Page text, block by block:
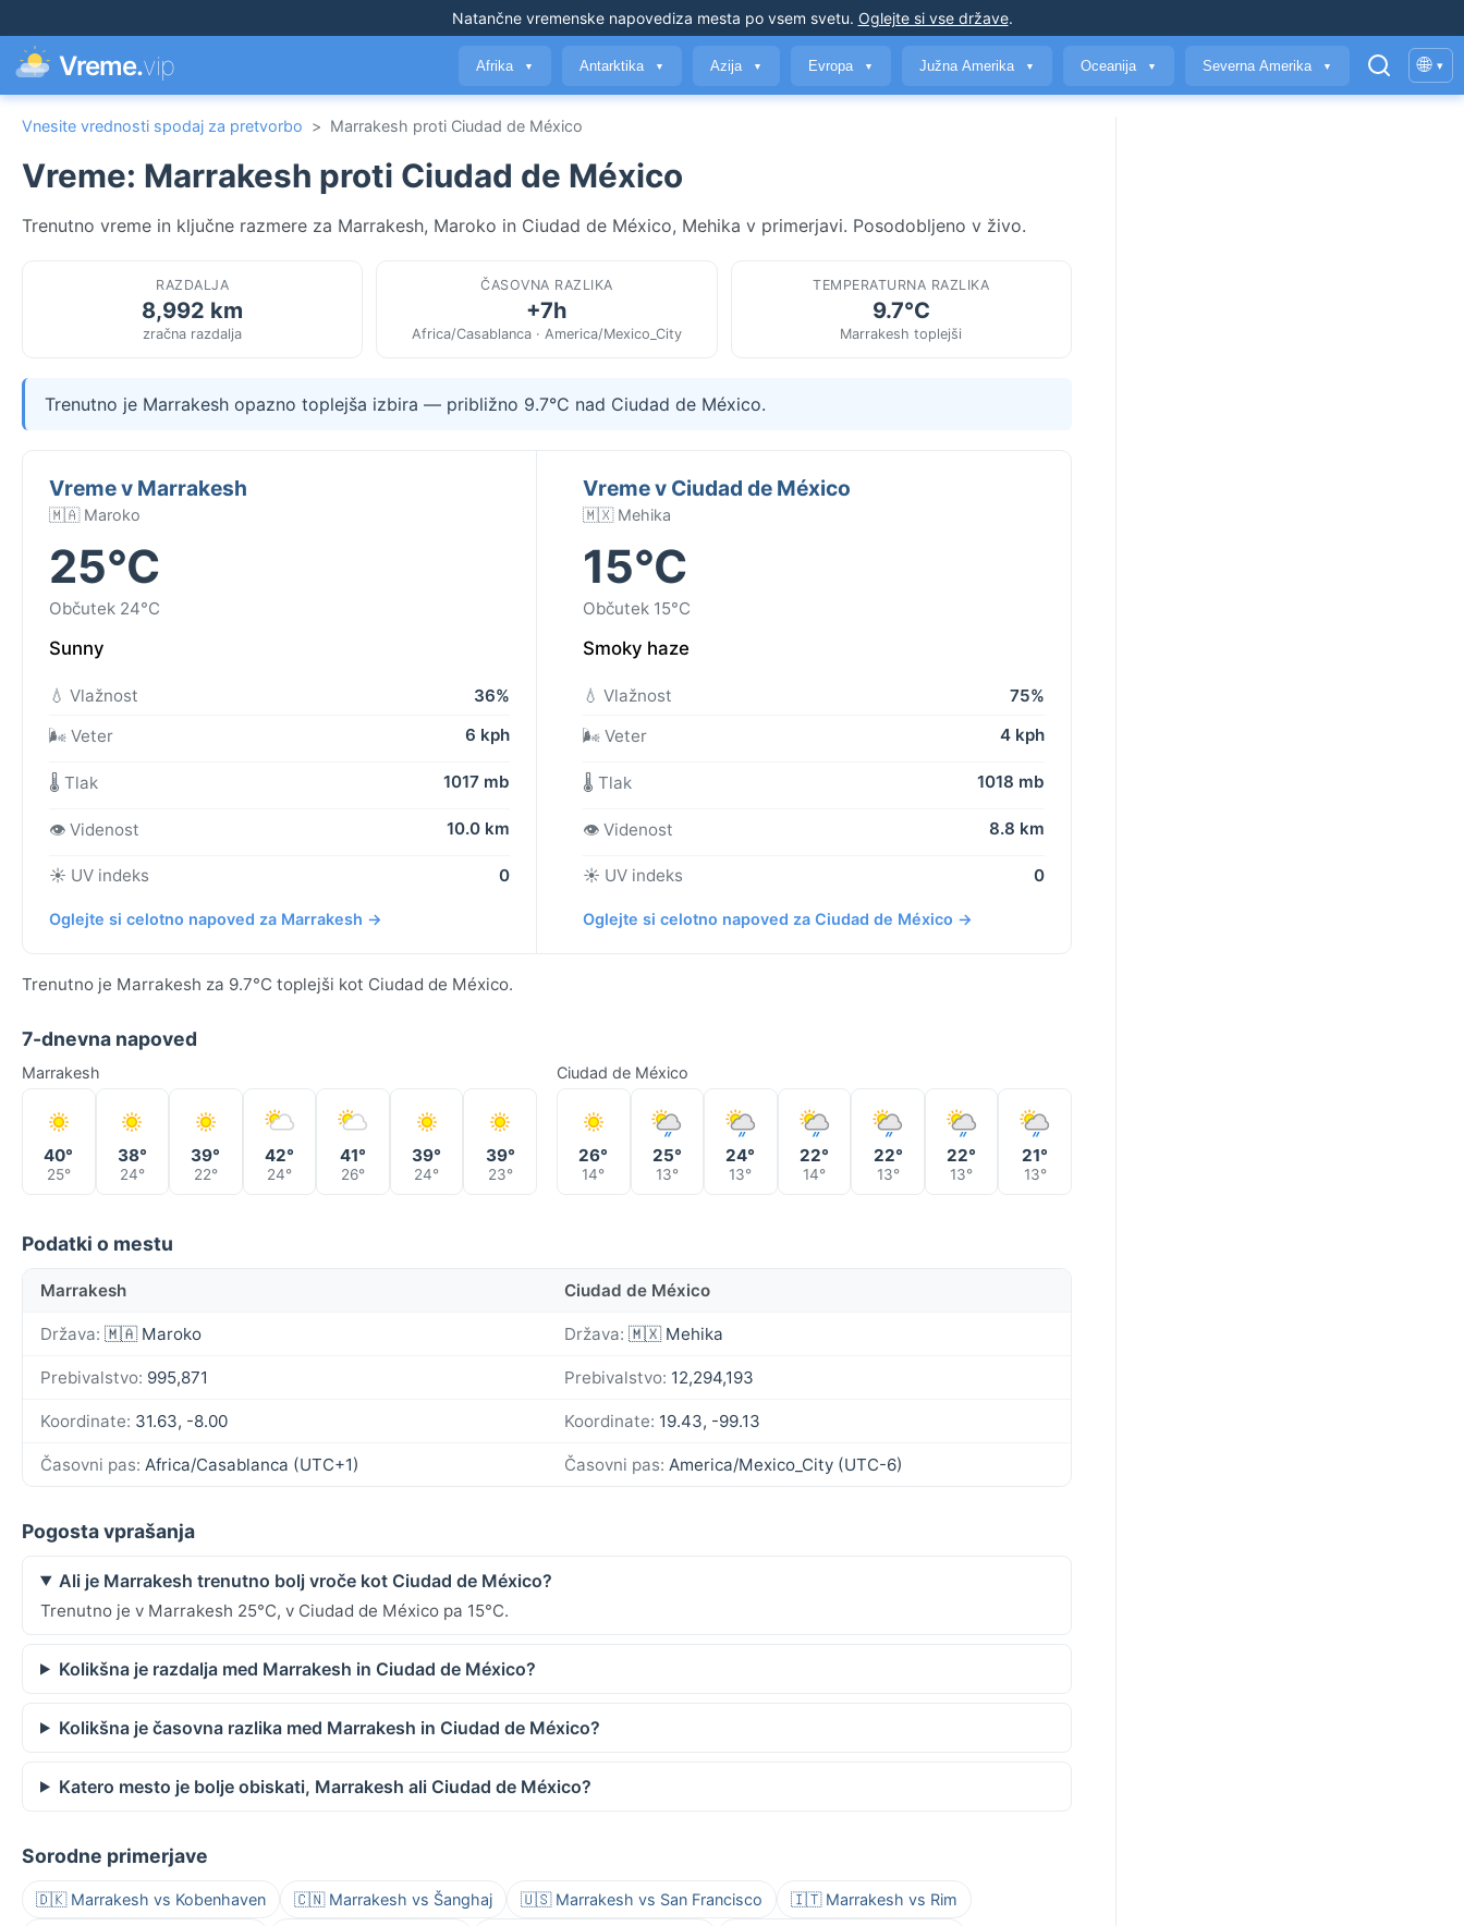
Natančne vremenske napovediza mesta po vsem svetu. Oglejte si vse države.
Vreme.vip Afrika ▼ Antarktika ▼ Azija ▼ Evropa ▼ Južna Amerika ▼ Oceanija ▼ Severna Amerika ▼ 🌐 ▾
Vnesite vrednosti spodaj za pretvorbo > Marrakesh proti Ciudad de México
Vreme: Marrakesh proti Ciudad de México
Trenutno vreme in ključne razmere za Marrakesh, Maroko in Ciudad de México, Mehika v primerjavi. Posodobljeno v živo.
RAZDALJA
8,992 km
zračna razdalja
ČASOVNA RAZLIKA
+7h
Africa/Casablanca · America/Mexico_City
TEMPERATURNA RAZLIKA
9.7°C
Marrakesh toplejši
Trenutno je Marrakesh opazno toplejša izbira — približno 9.7°C nad Ciudad de México.
Vreme v Marrakesh
🇲🇦 Maroko
25°C
Občutek 24°C
Sunny
💧 Vlažnost
36%
🌬️ Veter
6 kph
🌡️ Tlak 1017 mb
👁️ Videnost 10.0 km
☀️ UV indeks 0
Oglejte si celotno napoved za Marrakesh →
Vreme v Ciudad de México
🇲🇽 Mehika
15°C
Občutek 15°C
Smoky haze
💧 Vlažnost
75%
🌬️ Veter
4 kph
🌡️ Tlak 1018 mb
👁️ Videnost 8.8 km
☀️ UV indeks 0
Oglejte si celotno napoved za Ciudad de México →
Trenutno je Marrakesh za 9.7°C toplejši kot Ciudad de México.
7-dnevna napoved
Marrakesh
40°
25°
38°
24°
39°
22°
42°
24°
41°
26°
39°
24°
39°
23°
Ciudad de México
26°
14°
25°
13°
24°
13°
22°
14°
22°
13°
22°
13°
21°
13°
Podatki o mestu
Marrakesh Ciudad de México
Država: 🇲🇦 Maroko Država: 🇲🇽 Mehika
Prebivalstvo: 995,871 Prebivalstvo: 12,294,193
Koordinate: 31.63, -8.00 Koordinate: 19.43, -99.13
Časovni pas: Africa/Casablanca (UTC+1) Časovni pas: America/Mexico_City (UTC-6)
Pogosta vprašanja
Ali je Marrakesh trenutno bolj vroče kot Ciudad de México?
Trenutno je v Marrakesh 25°C, v Ciudad de México pa 15°C.
Kolikšna je razdalja med Marrakesh in Ciudad de México?
Kolikšna je časovna razlika med Marrakesh in Ciudad de México?
Katero mesto je bolje obiskati, Marrakesh ali Ciudad de México?
Sorodne primerjave
🇩🇰 Marrakesh vs Kobenhaven 🇨🇳 Marrakesh vs Šanghaj 🇺🇸 Marrakesh vs San Francisco 🇮🇹 Marrakesh vs Rim